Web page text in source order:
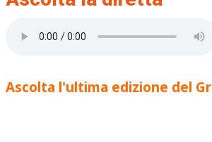
Ascolta l'ultima edizione del Gr